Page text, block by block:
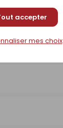
accepter
mes choix